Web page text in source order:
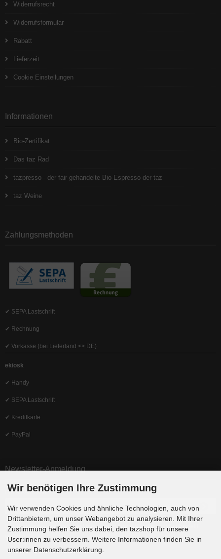
Widerrufsrecht
Widerrufsformular
Rabatt
Lieferzeit
Cookie Einstellungen
Informationen
Bio-Zertifikat
Das taz Rad
tazpresso - der fair gehandelte Bio-Espresso der taz
taz Weine
Zahlungsmethoden
✔ SEPA Lastschrift
✔ Rechnung
✔ Vorkasse (bei Lieferland <> DE)
ekiosk
✔ Handy
✔ SEPA Lastschrift
✔ Kreditkarte
✔ PayPal
Newsletter-Anmeldung
E-Mail-Adresse:
Der Newsletter kann jederzeit hier oder in Ihrem Kundenkonto abbestellt
werden.
Wir benötigen Ihre Zustimmung
Wir verwenden Cookies und ähnliche Technologien, auch von
Drittanbietern, um unser Webangebot zu analysieren. Mit Ihrer
Zustimmung helfen Sie uns dabei, den tazshop für unsere
User:innen zu verbessern. Weitere Informationen finden Sie in
unserer Datenschutzerklärung.